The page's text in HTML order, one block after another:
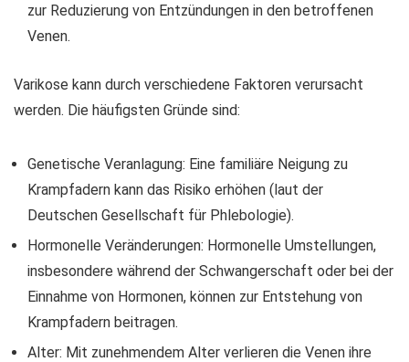
zur Reduzierung von Entzündungen in den betroffenen
Venen.
Varikose kann durch verschiedene Faktoren verursacht
werden. Die häufigsten Gründe sind:
Genetische Veranlagung: Eine familiäre Neigung zu
Krampfadern kann das Risiko erhöhen (laut der
Deutschen Gesellschaft für Phlebologie).
Hormonelle Veränderungen: Hormonelle Umstellungen,
insbesondere während der Schwangerschaft oder bei der
Einnahme von Hormonen, können zur Entstehung von
Krampfadern beitragen.
Alter: Mit zunehmendem Alter verlieren die Venen ihre